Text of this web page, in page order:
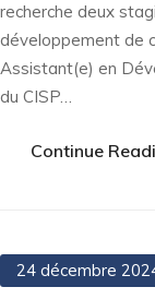
recherche deux
développement de
Assistant(e) en
du CISP…
Continue
24 décembre